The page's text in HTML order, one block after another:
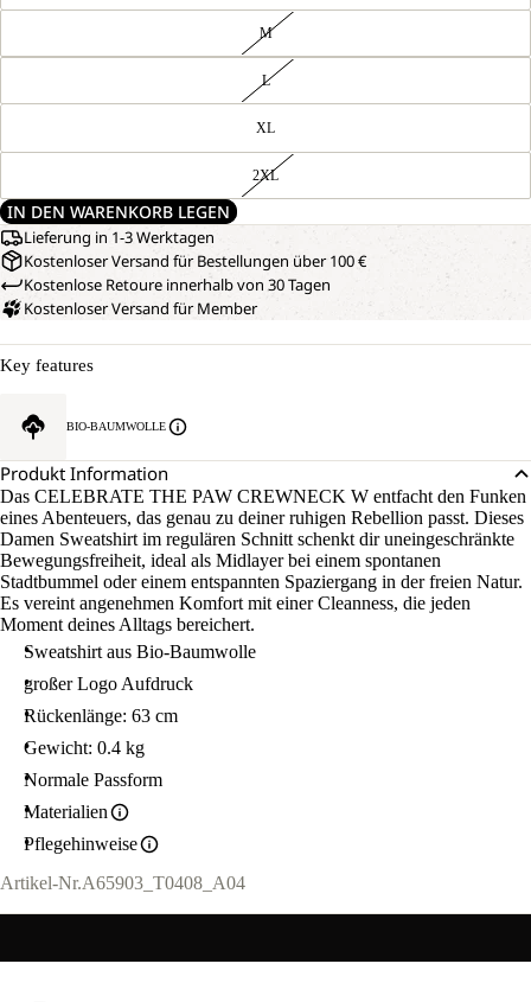
M
L
XL
2XL
IN DEN WARENKORB LEGEN
Lieferung in 1-3 Werktagen
Kostenloser Versand für Bestellungen über 100 €
Kostenlose Retoure innerhalb von 30 Tagen
Kostenloser Versand für Member
Key features
BIO-BAUMWOLLE
Produkt Information
Das CELEBRATE THE PAW CREWNECK W entfacht den Funken
eines Abenteuers, das genau zu deiner ruhigen Rebellion passt. Dieses
Damen Sweatshirt im regulären Schnitt schenkt dir uneingeschränkte
Bewegungsfreiheit, ideal als Midlayer bei einem spontanen
Stadtbummel oder einem entspannten Spaziergang in der freien Natur.
Es vereint angenehmen Komfort mit einer Cleanness, die jeden
Moment deines Alltags bereichert.
Sweatshirt aus Bio-Baumwolle
großer Logo Aufdruck
Rückenlänge: 63 cm
Gewicht: 0.4 kg
Normale Passform
Materialien
Pflegehinweise
Artikel-Nr.A65903_T0408_A04